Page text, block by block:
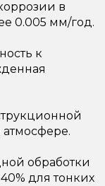
в
0.005 мм/год.
к
атмосфере.
обработки
для тонких